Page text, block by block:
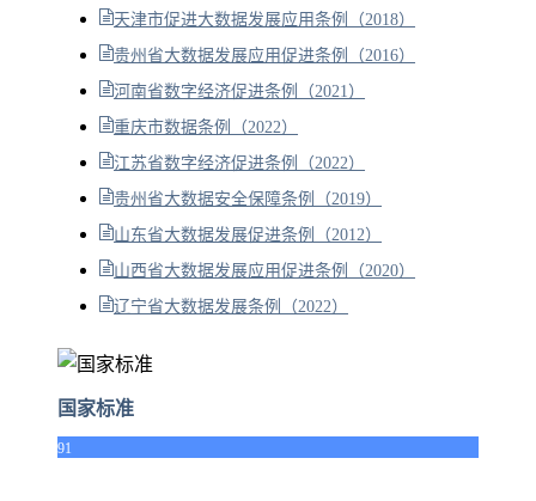
天津市促进大数据发展应用条例（2018）
贵州省大数据发展应用促进条例（2016）
河南省数字经济促进条例（2021）
重庆市数据条例（2022）
江苏省数字经济促进条例（2022）
贵州省大数据安全保障条例（2019）
山东省大数据发展促进条例（2012）
山西省大数据发展应用促进条例（2020）
辽宁省大数据发展条例（2022）
国家标准
91